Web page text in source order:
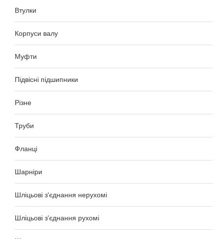
Втулки
Корпуси валу
Муфти
Підвісні підшипники
Різне
Труби
Фланці
Шарніри
Шліцьові з'єднання нерухомі
Шліцьові з'єднання рухомі